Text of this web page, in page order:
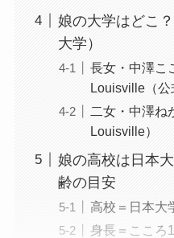
娘の大学はどこ
大学）
長女・中澤こ
Louisville（公
二女・中澤ね
Louisville）
娘の高校は日本
齢の目安
高校＝日本大
身長＝こころ